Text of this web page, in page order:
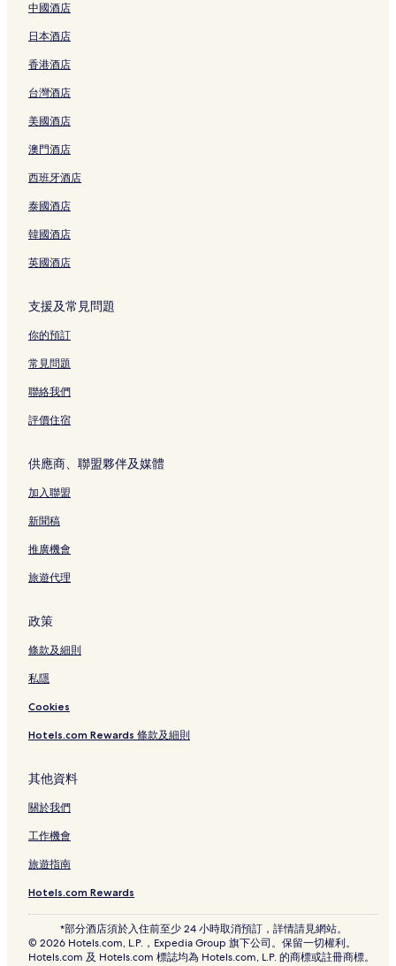
春秧街市場 4 星級酒店
紅磡海濱長廊的旅館
九龍灣附近的酒店
九龍 5 星級酒店
九龍灣的服務式住宅
紅磡海濱長廊 3 星級酒店
加連威老道 3 星級酒店
紅磡海濱長廊 4 星級酒店
九龍灣的旅館
春秧街市場 3 星級酒店
Apm 購物中心附近的酒店
九龍灣 2 星級酒店
觀塘海濱花園的旅館
加連威老道的旅館
九龍的可泊車的酒店
九龍灣 5 星級酒店
德福廣場二期附近的酒店
九龍的旅館
九龍灣附近的豪華酒店
春秧街市場附近的平價酒店
九龍灣附近的精品酒店
九龍 3 星級酒店
九龍的豪華酒店
見聞購物中心附近的酒店
萬泰利廣場附近的酒店
諾士佛臺附近的豪華酒店
九龍灣附近的購物酒店
春秧街市場附近的Spa 酒店
春秧街市場附近的豪華酒店
春秧街市場附近的親子酒店
九龍的購物酒店
九龍灣購物區附近的酒店
中國酒店
日本酒店
香港酒店
台灣酒店
美國酒店
澳門酒店
西班牙酒店
泰國酒店
韓國酒店
英國酒店
支援及常見問題
你的預訂
常見問題
聯絡我們
評價住宿
供應商、聯盟夥伴及媒體
加入聯盟
新聞稿
推廣機會
旅遊代理
政策
條款及細則
私隱
Cookies
Hotels.com Rewards 條款及細則
其他資料
關於我們
工作機會
旅遊指南
Hotels.com Rewards
*部分酒店須於入住前至少 24 小時取消預訂，詳情請見網站。
© 2026 Hotels.com, L.P.，Expedia Group 旗下公司。保留一切權利。
Hotels.com 及 Hotels.com 標誌均為 Hotels.com, L.P. 的商標或註冊商標。